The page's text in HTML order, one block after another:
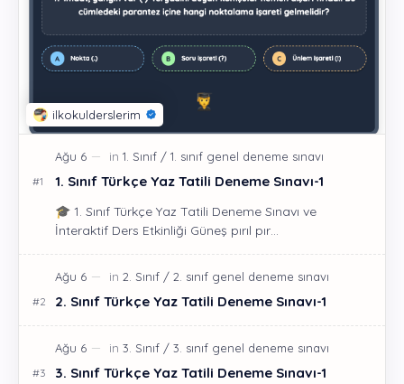
1. Sınıf Türkçe Yaz Tatili Deneme Sınavı-1
🎓 1. Sınıf Türkçe Yaz Tatili Deneme Sınavı ve
İnteraktif Ders Etkinliği Güneş pırıl pır…
2. Sınıf Türkçe Yaz Tatili Deneme Sınavı-1
3. Sınıf Türkçe Yaz Tatili Deneme Sınavı-1